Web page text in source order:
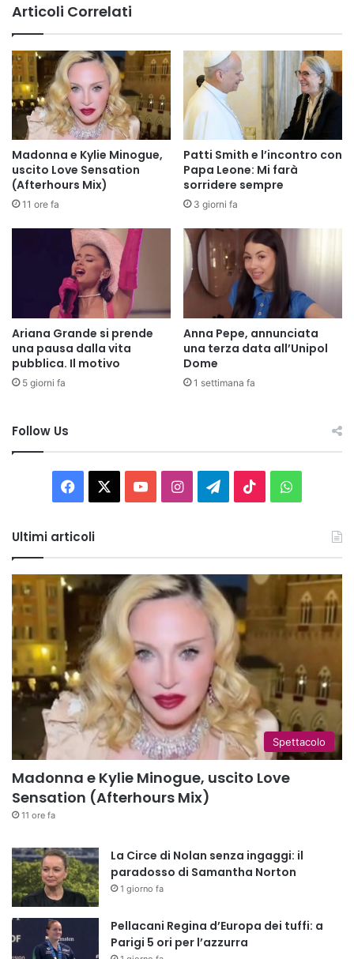
Articoli Correlati
Madonna e Kylie Minogue,
uscito Love Sensation
(Afterhours Mix)
11 ore fa
Patti Smith e l’incontro con
Papa Leone: Mi farà
sorridere sempre
3 giorni fa
Ariana Grande si prende
una pausa dalla vita
pubblica. Il motivo
5 giorni fa
Anna Pepe, annunciata
una terza data all’Unipol
Dome
1 settimana fa
Follow Us
Facebook You InstagramTelegram
TikTok
Ultimi articoli
Spettacolo
Madonna e Kylie Minogue, uscito Love
Sensation (Afterhours Mix)
11 ore fa
La Circe di Nolan senza ingaggi: il
paradosso di Samantha Norton
1 giorno fa
Pellacani Regina d’Europa dei tuffi: a
Parigi 5 ori per l’azzurra